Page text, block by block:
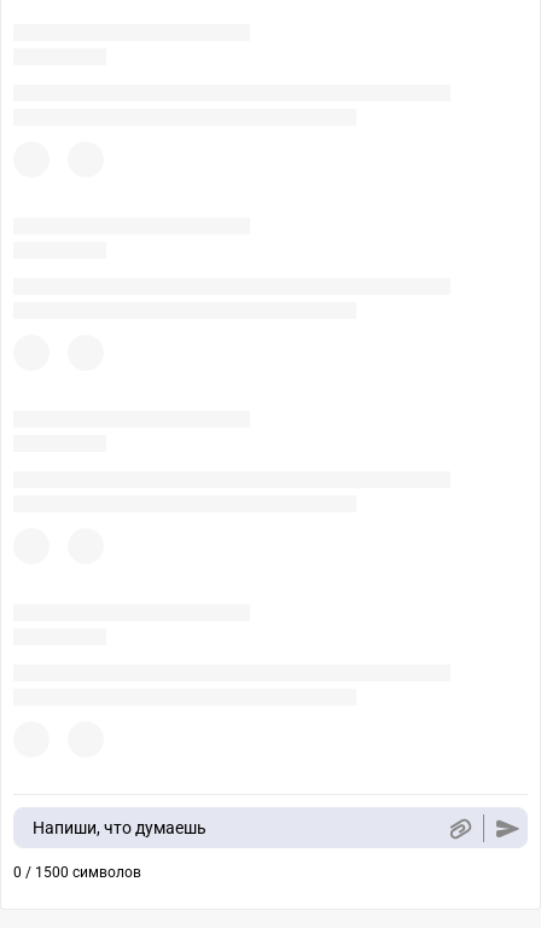
Напиши, что думаешь
0 / 1500 символов